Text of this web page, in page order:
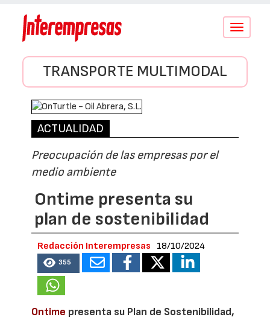
Conmutar
TRANSPORTE MULTIMODAL
ACTUALIDAD
Preocupación de las empresas por el
medio ambiente
Ontime presenta su
plan de sostenibilidad
Redacción Interempresas 18/10/2024
355
Ontime presenta su Plan de Sostenibilidad,